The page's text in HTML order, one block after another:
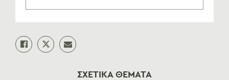
ΣΧΕΤΙΚΑ ΘΕΜΑΤΑ